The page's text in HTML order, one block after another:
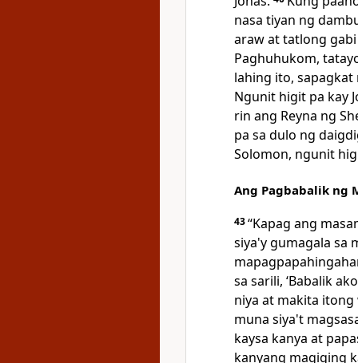
nasa tiyan ng
araw at tatlong
Paghuhukom,
lahing ito, sapagkat
Ngunit higit pa kay
rin ang Reyna ng
pa sa dulo ng
Solomon, ngunit
Ang Pagbabalik ng
43“Kapag ang
siya'y gumagala sa
sa sarili, ‘Babalik
niya at makita itong
muna siya't
kaysa kanya at
kanyang magiging